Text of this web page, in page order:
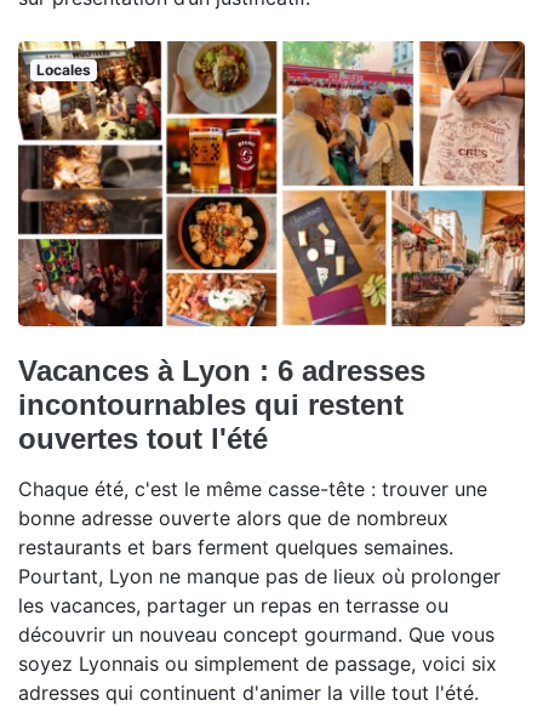
Locales
Vacances à Lyon : 6 adresses
incontournables qui restent
ouvertes tout l'été
Chaque été, c'est le même casse-tête : trouver une
bonne adresse ouverte alors que de nombreux
restaurants et bars ferment quelques semaines.
Pourtant, Lyon ne manque pas de lieux où prolonger
les vacances, partager un repas en terrasse ou
découvrir un nouveau concept gourmand. Que vous
soyez Lyonnais ou simplement de passage, voici six
adresses qui continuent d'animer la ville tout l'été.